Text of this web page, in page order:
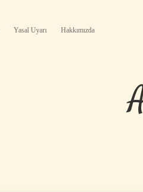
Yasal Uyarı Hakkımızda